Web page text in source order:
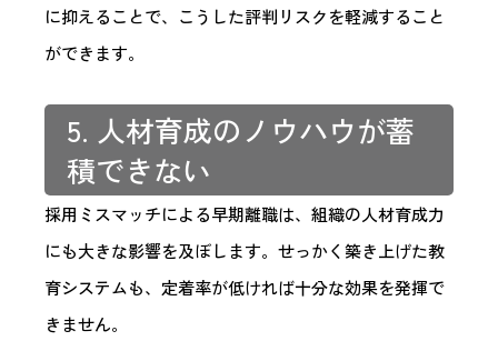
に抑えることで、こうした評判リスクを軽減すること
ができます。
5. 人材育成のノウハウが蓄
積できない
採用ミスマッチによる早期離職は、組織の人材育成力
にも大きな影響を及ぼします。せっかく築き上げた教
育システムも、定着率が低ければ十分な効果を発揮で
きません。